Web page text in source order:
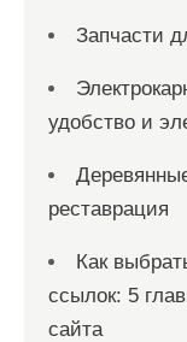
Запчасти
удобство и
реставрация
Как
ссылок: 5
сайта